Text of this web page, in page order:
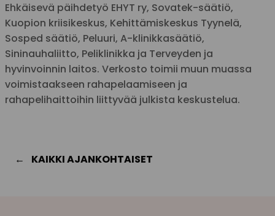
Ehkäisevä päihdetyö EHYT ry, Sovatek-säätiö,
Kuopion kriisikeskus, Kehittämiskeskus Tyynelä,
Sosped säätiö, Peluuri, A-klinikkasäätiö,
Sininauhaliitto, Peliklinikka ja Terveyden ja
hyvinvoinnin laitos. Verkosto toimii muun muassa
voimistaakseen rahapelaamiseen ja
rahapelihaittoihin liittyvää julkista keskustelua.
KAIKKI AJANKOHTAISET